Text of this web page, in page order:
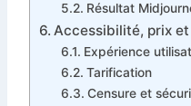
Résultat
Accessibilité, prix
Expérience
Tarification
Censure et